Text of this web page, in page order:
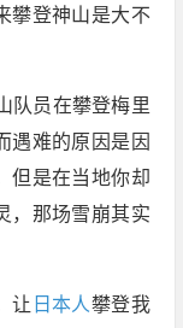
攀登神山是大不
队员在攀登梅里
遇难的原因是因
但是在当地你却
，那场雪崩其实
让 日本人攀登我